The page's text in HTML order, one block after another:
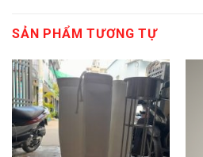
SẢN PHẨM TƯƠNG TỰ